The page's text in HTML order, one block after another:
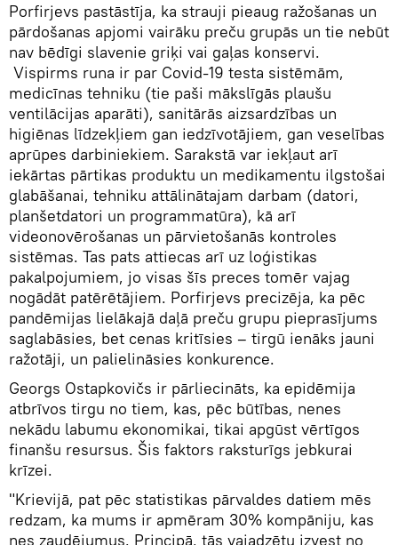
Porfirjevs pastāstīja, ka strauji pieaug ražošanas un
pārdošanas apjomi vairāku preču grupās un tie nebūt
nav bēdīgi slavenie griķi vai gaļas konservi.
Vispirms runa ir par Covid-19 testa sistēmām,
medicīnas tehniku (tie paši mākslīgās plaušu
ventilācijas aparāti), sanitārās aizsardzības un
higiēnas līdzekļiem gan iedzīvotājiem, gan veselības
aprūpes darbiniekiem. Sarakstā var iekļaut arī
iekārtas pārtikas produktu un medikamentu ilgstošai
glabāšanai, tehniku attālinātajam darbam (datori,
planšetdatori un programmatūra), kā arī
videonovērošanas un pārvietošanās kontroles
sistēmas. Tas pats attiecas arī uz loģistikas
pakalpojumiem, jo visas šīs preces tomēr vajag
nogādāt patērētājiem. Porfirjevs precizēja, ka pēc
pandēmijas lielākajā daļā preču grupu pieprasījums
saglabāsies, bet cenas kritīsies – tirgū ienāks jauni
ražotāji, un palielināsies konkurence.
Georgs Ostapkovičs ir pārliecināts, ka epidēmija
atbrīvos tirgu no tiem, kas, pēc būtības, nenes
nekādu labumu ekonomikai, tikai apgūst vērtīgos
finanšu resursus. Šis faktors raksturīgs jebkurai
krīzei.
"Krievijā, pat pēc statistikas pārvaldes datiem mēs
redzam, ka mums ir apmēram 30% kompāniju, kas
nes zaudējumus. Principā, tās vajadzētu izvest no